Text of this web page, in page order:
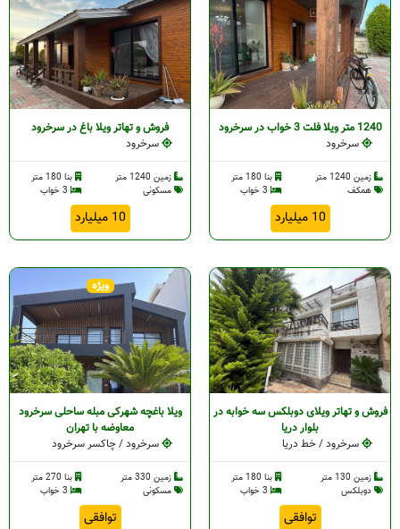
1240 متر ویلا فلت 3 خواب در سرخرود
سرخرود
زمین 1240 متر
بنا 180 متر
همکف
10 میلیارد
فروش و تهاتر ویلا باغ در سرخرود
سرخرود
زمین 1240 متر
بنا 180 متر
مسکونی
10 میلیارد
فروش و تهاتر ویلای دوبلکس سه خوابه در
بلوار دریا
سرخرود / خط دریا
زمین 130 متر
بنا 180 متر
دوبلکس
توافقی
ویژه
ویلا باغچه شهرکی مبله ساحلی سرخرود
معاوضه با تهران
سرخرود / چاکسر سرخرود
زمین 330 متر
بنا 270 متر
مسکونی
توافقی